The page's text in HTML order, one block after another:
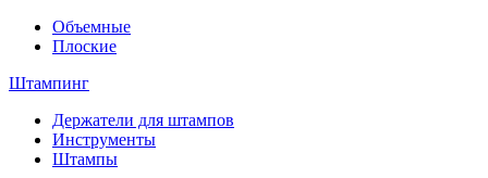
Объемные
Плоские
Штампинг
Держатели для штампов
Инструменты
Штампы